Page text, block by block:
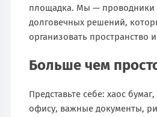
площадка. Мы — проводники
долговечных решений,
организовать пространство
Больше чем
Представьте себе: хаос
офису, важные документы,